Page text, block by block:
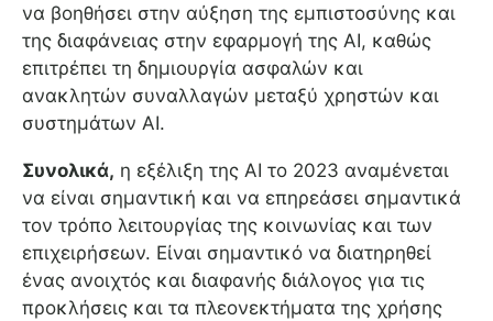
να βοηθήσει στην αύξηση της εμπιστοσύνης και
της διαφάνειας στην εφαρμογή της AI, καθώς
επιτρέπει τη δημιουργία ασφαλών και
ανακλητών συναλλαγών μεταξύ χρηστών και
συστημάτων AI.
Συνολικά, η εξέλιξη της AI το 2023 αναμένεται
να είναι σημαντική και να επηρεάσει σημαντικά
τον τρόπο λειτουργίας της κοινωνίας και των
επιχειρήσεων. Είναι σημαντικό να διατηρηθεί
ένας ανοιχτός και διαφανής διάλογος για τις
προκλήσεις και τα πλεονεκτήματα της χρήσης